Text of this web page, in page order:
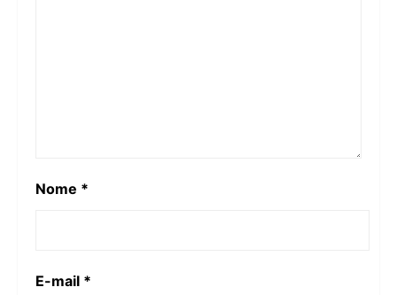
Nome *
E-mail *